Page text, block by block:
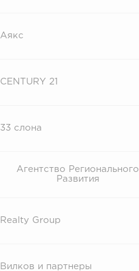
Аякс
CENTURY 21
33 слона
Агентство Регионального
Развития
Realty Group
Вилков и партнеры